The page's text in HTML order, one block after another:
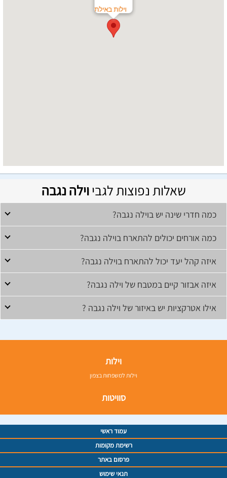
וילות באילת
שאלות נפוצות לגביוילה נגבה
כמה חדרי שינה יש בוילה נגבה?
כמה אורחים יכולים להתארח בוילה נגבה?
איזה קהל יעד יכול להתארח בוילה נגבה?
איזה אבזור קיים במטבח של וילה נגבה?
אילו אטרקציות יש באיזור של וילה נגבה ?
וילות
וילות למשפחות בצפון
סוויטות
עמוד ראשי
רשימת מקומות
פרסום באתר
תנאי שימוש